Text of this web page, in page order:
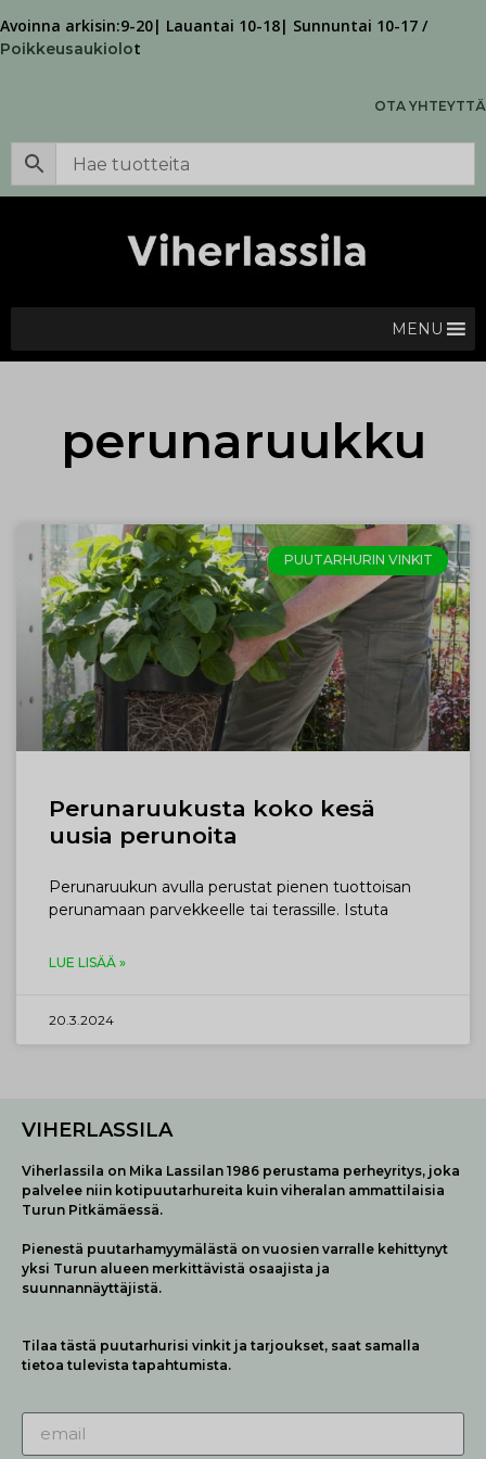
Avoinna arkisin:9-20| Lauantai 10-18| Sunnuntai 10-17 /
Poikkeusaukiolot
OTA YHTEYTTÄ
MENU
perunaruukku
PUUTARHURIN VINKIT
Perunaruukusta koko kesä
uusia perunoita
Perunaruukun avulla perustat pienen tuottoisan
perunamaan parvekkeelle tai terassille. Istuta
LUE LISÄÄ »
20.3.2024
VIHERLASSILA
Viherlassila on Mika Lassilan 1986 perustama perheyritys, joka
palvelee niin kotipuutarhureita kuin viheralan ammattilaisia
Turun Pitkämäessä.
Pienestä puutarhamyymälästä on vuosien varralle kehittynyt
yksi Turun alueen merkittävistä osaajista ja
suunnannäyttäjistä.
Tilaa tästä puutarhurisi vinkit ja tarjoukset, saat samalla
tietoa tulevista tapahtumista.